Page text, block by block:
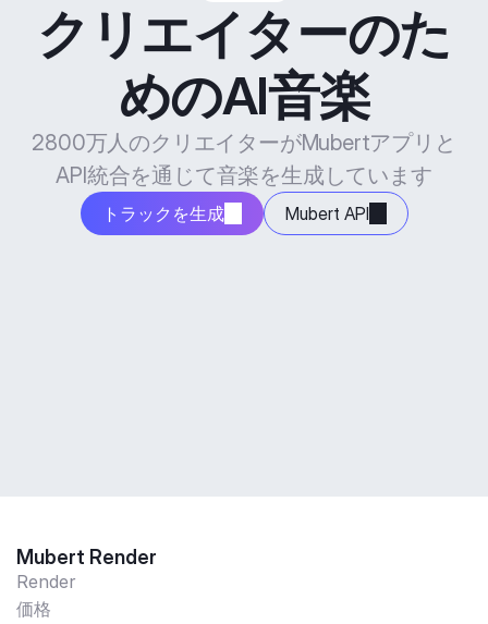
クリエイターのた
めのAI音楽
2800万人のクリエイターがMubertアプリと
API統合を通じて音楽を生成しています
トラックを生成 Mubert API
Mubert Render
Render
価格